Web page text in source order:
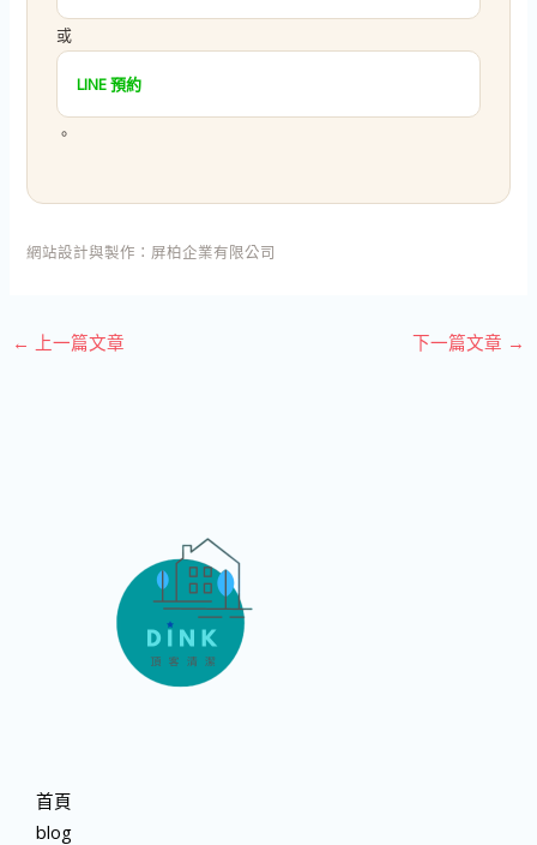
或
LINE 預約
。
網站設計與製作： 屏柏企業有限公司
← 上一篇文章 下一篇文章 →
首頁
blog